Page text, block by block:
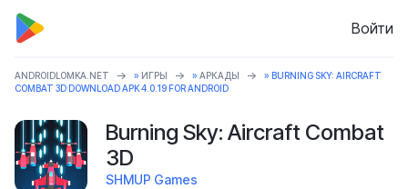
Войти
ANDROIDLOMKA.NET » ИГРЫ » АРКАДЫ
» BURNING SKY: AIRCRAFT
COMBAT 3D DOWNLOAD APK 4.0.19 FOR ANDROID
Burning Sky: Aircraft Combat
3D
SHMUP Games